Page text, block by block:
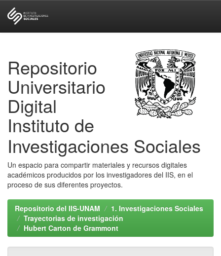
Repositorio
Universitario
Digital
Instituto de
Investigaciones Sociales
Un espacio para compartir materiales y recursos digitales
académicos producidos por los investigadores del IIS, en el
proceso de sus diferentes proyectos.
Repositorio del IIS-UNAM
1. Investigaciones Sociales
Trayectorias de investigación
Hubert Carton de Grammont